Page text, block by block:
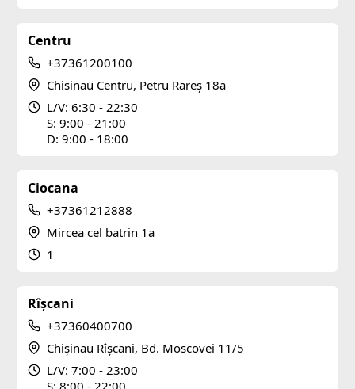
Centru
+37361200100
Chisinau Centru, Petru Rareș 18a
L/V: 6:30 - 22:30
S: 9:00 - 21:00
D: 9:00 - 18:00
Ciocana
+37361212888
Mircea cel batrin 1a
1
Rîșcani
+37360400700
Chișinau Rîșcani, Bd. Moscovei 11/5
L/V: 7:00 - 23:00
S: 8:00 - 22:00